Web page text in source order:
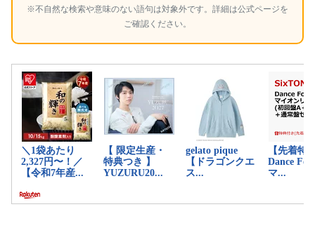
※不自然な検索や意味のない語句は対象外です。詳細は公式ページを
ご確認ください。